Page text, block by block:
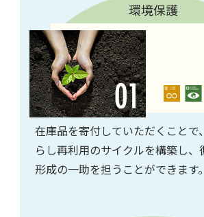
環境保護
在庫品を寄付していただくことで
らし再利用のサイクルを構築し、
形成の一助を担うことができます。